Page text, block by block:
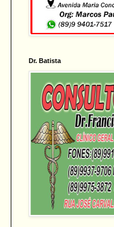
Dr. Batista